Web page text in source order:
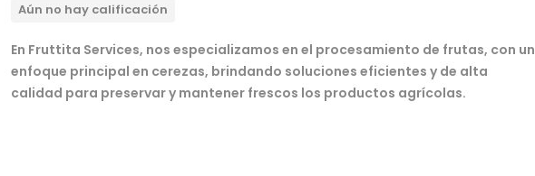
Aún no hay calificación
En Fruttita Services, nos especializamos en el procesamiento de frutas, con un
enfoque principal en cerezas, brindando soluciones eficientes y de alta
calidad para preservar y mantener frescos los productos agrícolas.